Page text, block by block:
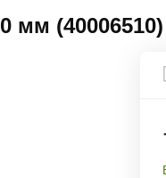
мм (40006510)